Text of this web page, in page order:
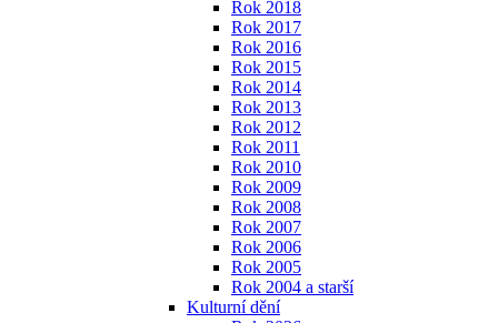
Rok 2018
Rok 2017
Rok 2016
Rok 2015
Rok 2014
Rok 2013
Rok 2012
Rok 2011
Rok 2010
Rok 2009
Rok 2008
Rok 2007
Rok 2006
Rok 2005
Rok 2004 a starší
Kulturní dění